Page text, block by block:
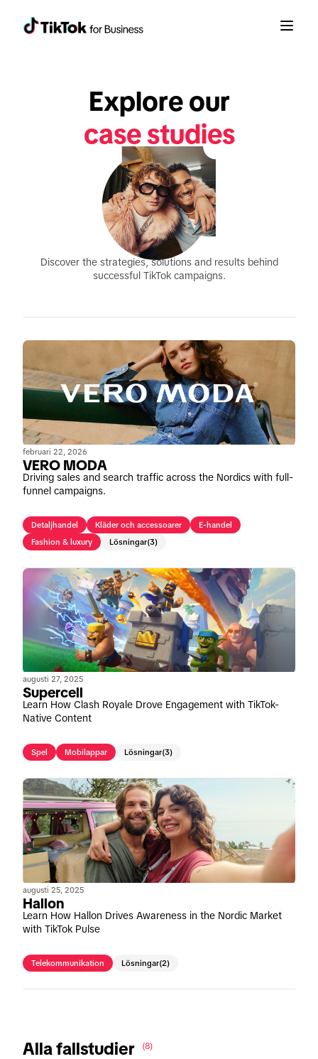
Explore our
case studies
Discover the strategies, solutions and results behind
successful TikTok campaigns.
februari 22, 2026
VERO MODA
Driving sales and search traffic across the Nordics with full-
funnel campaigns.
Detaljhandel Kläder och accessoarer
E-handel
Fashion & luxury
Lösningar(3)
augusti 27, 2025
Supercell
Learn How Clash Royale Drove Engagement with TikTok-
Native Content
Spel Mobilappar Lösningar(3)
augusti 25, 2025
Hallon
Learn How Hallon Drives Awareness in the Nordic Market
with TikTok Pulse
Telekommunikation Lösningar(2)
Alla fallstudier (8)